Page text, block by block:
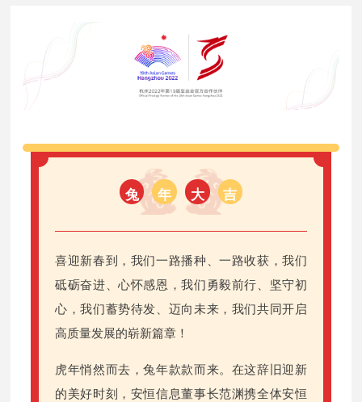
兔 年 大 吉
喜迎新春到，我们一路播种、一路收获，我们
砥砺奋进、心怀感恩，我们勇毅前行、坚守初
心，我们蓄势待发、迈向未来，我们共同开启
高质量发展的崭新篇章！
虎年悄然而去，兔年款款而来。在这辞旧迎新
的美好时刻，安恒信息董事长范渊携全体安恒